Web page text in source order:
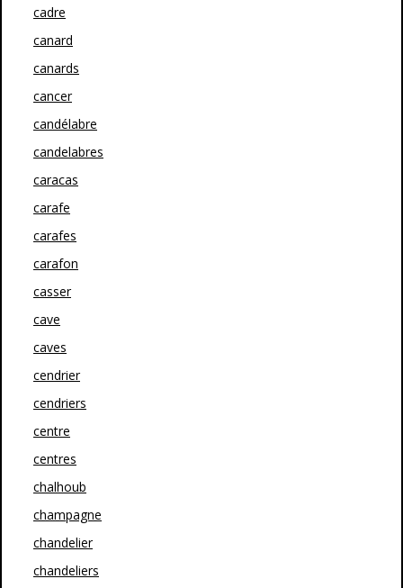
cadre
canard
canards
cancer
candélabre
candelabres
caracas
carafe
carafes
carafon
casser
cave
caves
cendrier
cendriers
centre
centres
chalhoub
champagne
chandelier
chandeliers